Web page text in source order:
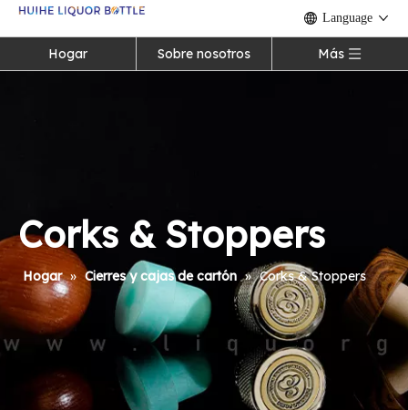
Language
Hogar Sobre nosotros Más
Corks & Stoppers
Hogar » Cierres y cajas de cartón » Corks & Stoppers